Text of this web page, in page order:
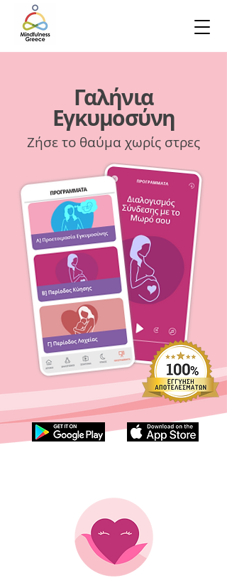
Γαλήνια
Εγκυμοσύνη
Ζήσε το θαύμα χωρίς στρες